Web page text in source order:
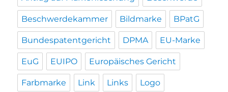
Beschwerdekammer Bildmarke BPatG
Bundespatentgericht DPMA EU-Marke
EuG EUIPO Europäisches Gericht
Farbmarke Link Links Logo